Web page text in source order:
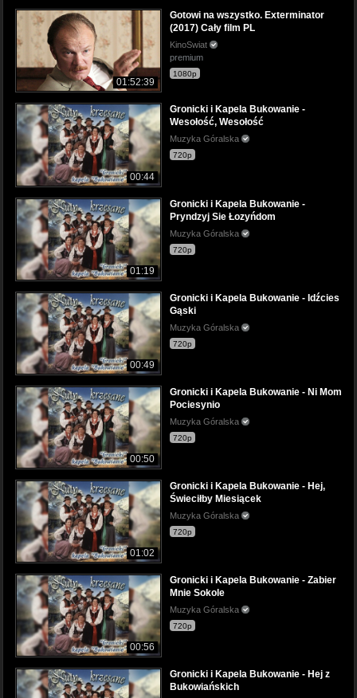
01:52:39
Gotowi na wszystko. Exterminator
(2017) Cały film PL
KinoSwiat
premium
1080p
00:44
Gronicki i Kapela Bukowanie -
Wesołość, Wesołość
Muzyka Góralska
720p
01:19
Gronicki i Kapela Bukowanie -
Pryndzyj Sie Łozyńdom
Muzyka Góralska
720p
00:49
Gronicki i Kapela Bukowanie - Idźcies
Gąski
Muzyka Góralska
720p
00:50
Gronicki i Kapela Bukowanie - Ni Mom
Pociesynio
Muzyka Góralska
720p
01:02
Gronicki i Kapela Bukowanie - Hej,
Świeciłby Miesiącek
Muzyka Góralska
720p
00:56
Gronicki i Kapela Bukowanie - Zabier
Mnie Sokole
Muzyka Góralska
720p
Gronicki i Kapela Bukowanie - Hej z
Bukowiańskich